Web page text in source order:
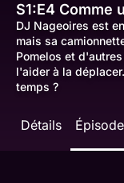
S1:E4 Comme
DJ Nageoires est
mais sa
Pomelos et
l'aider à la
temps ?
Détails